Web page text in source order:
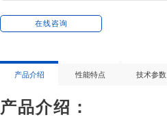
在线咨询
产品介绍 性能特点 技术参数
产品介绍：